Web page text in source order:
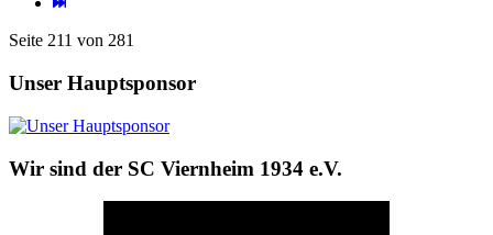
Seite 211 von 281
Unser Hauptsponsor
Wir sind der SC Viernheim 1934 e.V.